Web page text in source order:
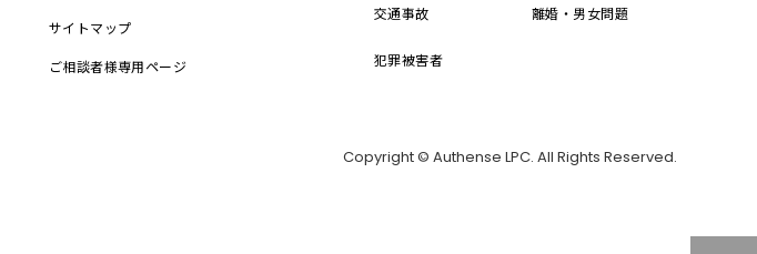
サイトマップ
ご相談者様専用ページ
交通事故 離婚・男女問題
犯罪被害者
Copyright © Authense LPC. All Rights Reserved.